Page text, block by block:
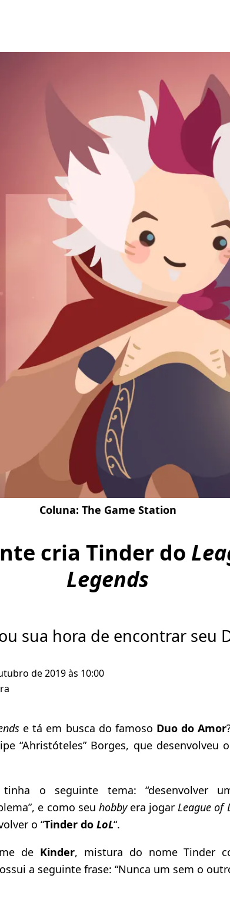
Coluna: The Game Station
cria Tinder do
Legends
sua hora de encontrar seu
de 2019 às 10:00
e tá em busca do famoso Duo do Amor
“Ahristóteles” Borges, que desenvolveu
o seguinte tema: “desenvolver
e como seu hobbyera jogar League of
o “Tinder do LoL“.
de Kinder, mistura do nome Tinder
a seguinte frase: “Nunca um sem o